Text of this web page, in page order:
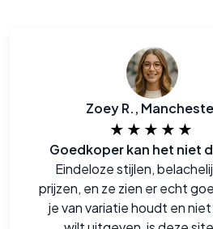
Zoey R.,
★★★★★
Goedkoper kan het niet
Eindeloze stijlen,
prijzen, en ze zien er echt
je van variatie houdt en